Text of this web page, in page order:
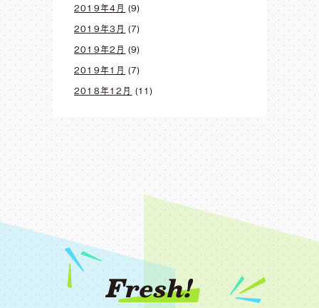
2019年4月 (9)
2019年3月 (7)
2019年2月 (9)
2019年1月 (7)
2018年12月 (11)
Fresh!